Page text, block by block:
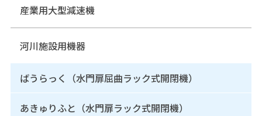
産業用大型減速機
河川施設用機器
ばうらっく（水門扉屈曲ラック式開閉機）
あきゅりふと（水門扉ラック式開閉機）